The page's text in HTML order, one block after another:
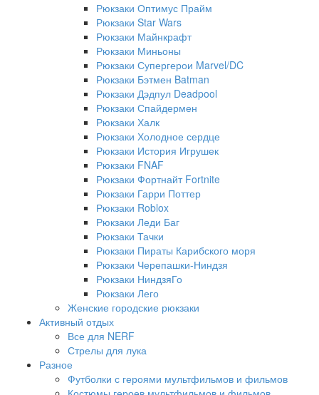
Рюкзаки Оптимус Прайм
Рюкзаки Star Wars
Рюкзаки Майнкрафт
Рюкзаки Миньоны
Рюкзаки Супергерои Marvel/DC
Рюкзаки Бэтмен Batman
Рюкзаки Дэдпул Deadpool
Рюкзаки Спайдермен
Рюкзаки Халк
Рюкзаки Холодное сердце
Рюкзаки История Игрушек
Рюкзаки FNAF
Рюкзаки Фортнайт Fortnite
Рюкзаки Гарри Поттер
Рюкзаки Roblox
Рюкзаки Леди Баг
Рюкзаки Тачки
Рюкзаки Пираты Карибского моря
Рюкзаки Черепашки-Ниндзя
Рюкзаки НиндзяГо
Рюкзаки Лего
Женские городские рюкзаки
Активный отдых
Все для NERF
Стрелы для лука
Разное
Футболки с героями мультфильмов и фильмов